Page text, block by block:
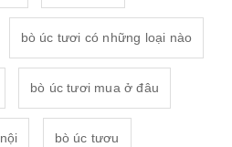
bò úc tươi có những loại nào
bò úc tươi mua ở đâu
bò úc tươu